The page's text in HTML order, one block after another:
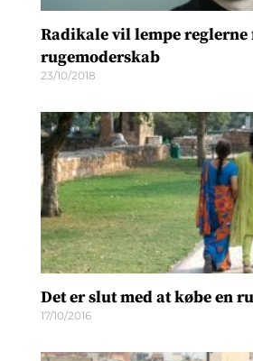
Radikale vil lempe reglerne
rugemoderskab
23/10/2018
Det er slut med at købe en
17/10/2016